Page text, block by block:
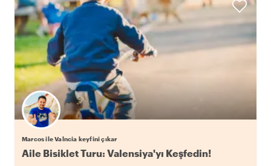
Marcos ile Valncia keyfini çıkar
Aile Bisiklet Turu: Valensiya'yı Keşfedin!